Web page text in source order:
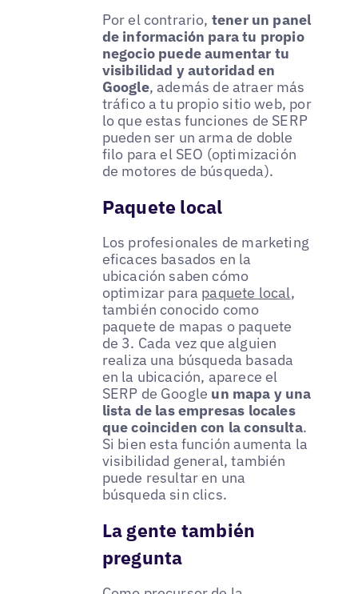
Por el contrario, tener un panel
de información para tu propio
negocio puede aumentar tu
visibilidad y autoridad en
Google, además de atraer más
tráfico a tu propio sitio web, por
lo que estas funciones de SERP
pueden ser un arma de doble
filo para el SEO (optimización
de motores de búsqueda).
Paquete local
Los profesionales de marketing
eficaces basados en la
ubicación saben cómo
optimizar para paquete local,
también conocido como
paquete de mapas o paquete
de 3. Cada vez que alguien
realiza una búsqueda basada
en la ubicación, aparece el
SERP de Google un mapa y una
lista de las empresas locales
que coinciden con la consulta.
Si bien esta función aumenta la
visibilidad general, también
puede resultar en una
búsqueda sin clics.
La gente también
pregunta